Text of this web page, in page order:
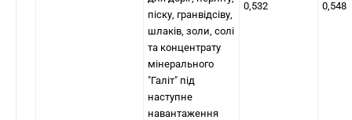
піску, гранвідсіву,
шлаків, золи, солі
та концентрату
мінерального
"Галіт" під
наступне
навантаження
0,532 0,548